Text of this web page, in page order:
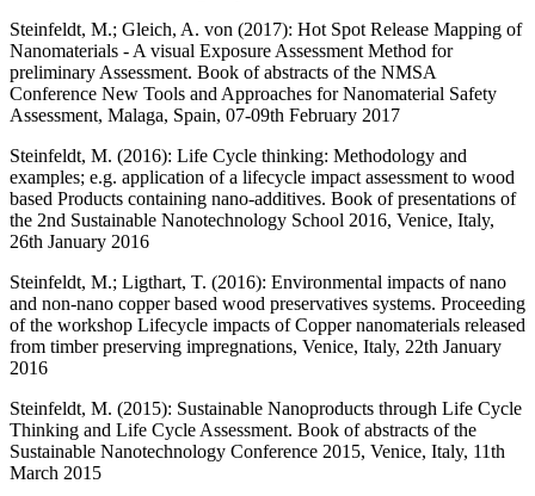
Steinfeldt, M.; Gleich, A. von (2017): Hot Spot Release Mapping of
Nanomaterials - A visual Exposure Assessment Method for
preliminary Assessment. Book of abstracts of the NMSA
Conference New Tools and Approaches for Nanomaterial Safety
Assessment, Malaga, Spain, 07-09th February 2017
Steinfeldt, M. (2016): Life Cycle thinking: Methodology and
examples; e.g. application of a lifecycle impact assessment to wood
based Products containing nano-additives. Book of presentations of
the 2nd Sustainable Nanotechnology School 2016, Venice, Italy,
26th January 2016
Steinfeldt, M.; Ligthart, T. (2016): Environmental impacts of nano
and non-nano copper based wood preservatives systems. Proceeding
of the workshop Lifecycle impacts of Copper nanomaterials released
from timber preserving impregnations, Venice, Italy, 22th January
2016
Steinfeldt, M. (2015): Sustainable Nanoproducts through Life Cycle
Thinking and Life Cycle Assessment. Book of abstracts of the
Sustainable Nanotechnology Conference 2015, Venice, Italy, 11th
March 2015